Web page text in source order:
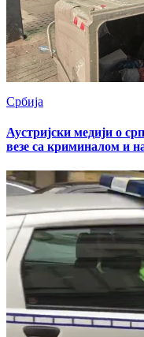
Србија
Аустријски медији о
везе са криминалом и